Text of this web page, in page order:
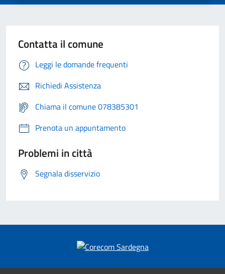
Contatta il comune
Leggi le domande frequenti
Richiedi Assistenza
Chiama il comune 078385301
Prenota un appuntamento
Problemi in città
Segnala disservizio